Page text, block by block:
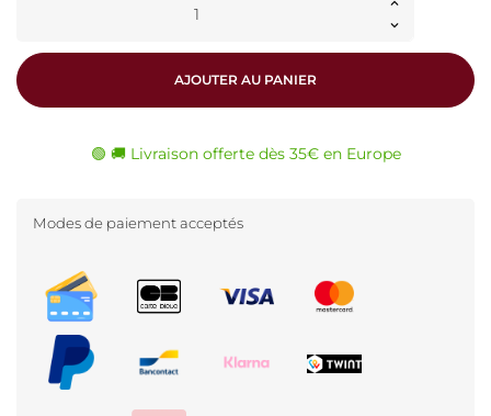
AJOUTER AU PANIER
🟢 🚚 Livraison offerte dès 35€ en Europe
Modes de paiement acceptés